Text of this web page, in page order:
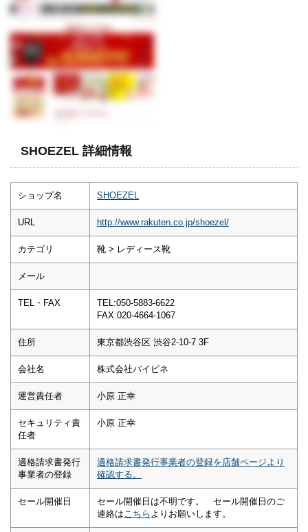
SHOEZEL 詳細情報
ショップ名 SHOEZEL
URL http://www.rakuten.co.jp/shoezel/
カテゴリ 靴 > レディース靴
メール
TEL・FAX
TEL:050-5883-6622
FAX:020-4664-1067
住所 東京都渋谷区 渋谷2-10-7 3F
会社名 株式会社バイビネ
運営責任者 小原 正幸
セキュリティ責
任者
小原 正幸
適格請求書発行
事業者の登録
適格請求書発行事業者の登録を店舗ページより
確認する。
セール開催日
セール開催日は不明です。 セール開催日のご
連絡は こちら よりお願いします。